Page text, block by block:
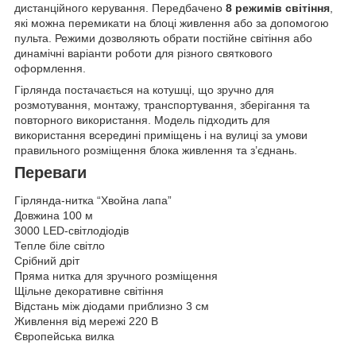
дистанційного керування. Передбачено 8 режимів світіння
які можна перемикати на блоці живлення або за допомогою
пульта. Режими дозволяють обрати постійне світіння або
динамічні варіанти роботи для різного святкового
оформлення.
Гірлянда постачається на котушці, що зручно для
розмотування, монтажу, транспортування, зберігання та
повторного використання. Модель підходить для
використання всередині приміщень і на вулиці за умови
правильного розміщення блока живлення та з’єднань.
Переваги
Гірлянда-нитка “Хвойна лапа”
Довжина 100 м
3000 LED-світлодіодів
Тепле біле світло
Срібний дріт
Пряма нитка для зручного розміщення
Щільне декоративне світіння
Відстань між діодами приблизно 3 см
Живлення від мережі 220 В
Європейська вилка